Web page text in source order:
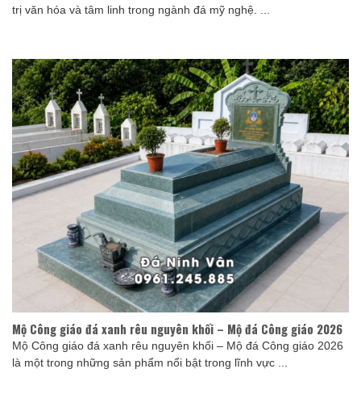
trị văn hóa và tâm linh trong ngành đá mỹ nghệ. ...
Mộ Công giáo đá xanh rêu nguyên khối – Mộ đá Công giáo 2026
Mộ Công giáo đá xanh rêu nguyên khối – Mộ đá Công giáo 2026
là một trong những sản phẩm nổi bật trong lĩnh vực ...